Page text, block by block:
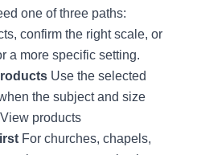
one of three paths:
confirm the right scale, or
a more specific setting.
Use the selected
the subject and size
View products
For churches, chapels,